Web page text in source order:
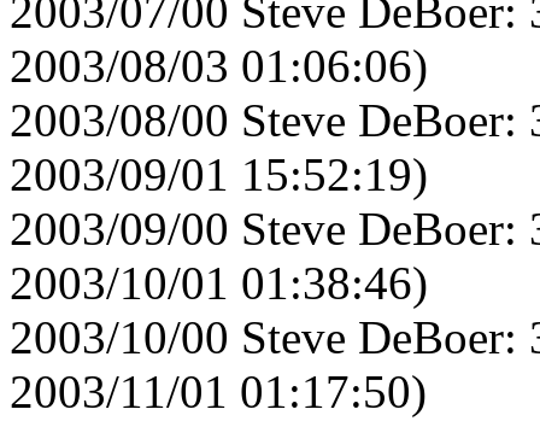
2003/07/00 Steve
2003/08/03 01:06:06)
2003/08/00 Steve
2003/09/01 15:52:19)
2003/09/00 Steve
2003/10/01 01:38:46)
2003/10/00 Steve
2003/11/01 01:17:50)